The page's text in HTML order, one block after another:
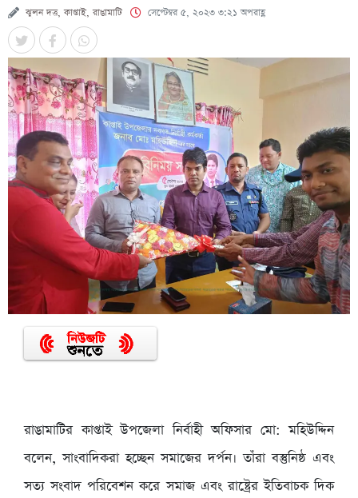
ঝুলন দত্ত, কাপ্তাই, রাঙামাটি সেপ্টেম্বর ৫, ২০২৩ ৩:২১ অপরাহ্ণ
রাঙামাটির কাপ্তাই উপজেলা নির্বাহী অফিসার মো: মহিউদ্দিন
বলেন, সাংবাদিকরা হচ্ছেন সমাজের দর্পন। তাঁরা বস্তুনিষ্ঠ এবং
সত্য সংবাদ পরিবেশন করে সমাজ এবং রাষ্ট্রের ইতিবাচক দিক